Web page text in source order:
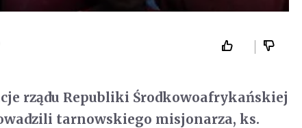
rządu Republiki Środkowoafrykańskiej
tarnowskiego misjonarza, ks.